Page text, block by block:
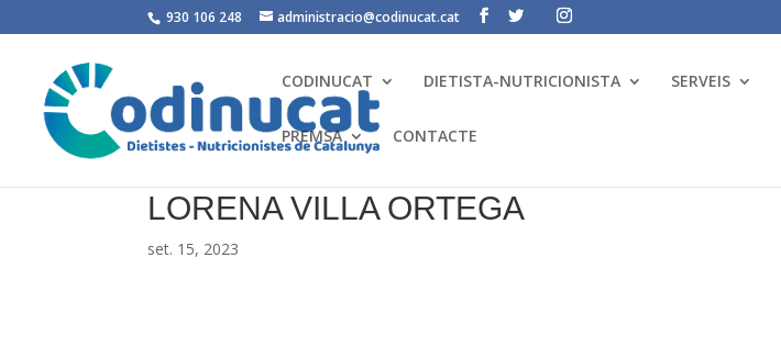
930 106 248 administracio@codinucat.cat
CODINUCAT DIETISTA-NUTRICIONISTA SERVEIS
PREMSA CONTACTE
LORENA VILLA ORTEGA
set. 15, 2023